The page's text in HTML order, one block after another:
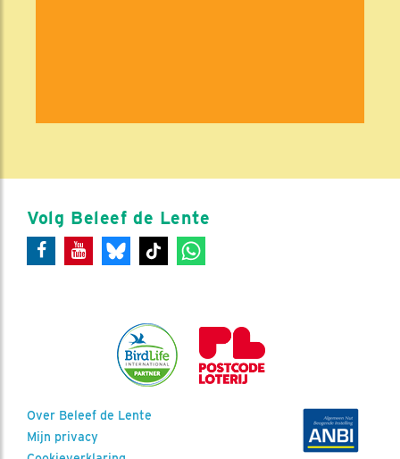
Volg Beleef de Lente
Over Beleef de Lente
Mijn privacy